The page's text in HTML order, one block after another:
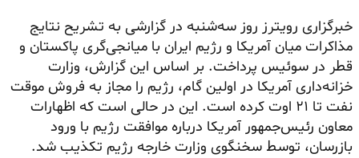
خبرگزاری رویترز روز سه‌شنبه در گزارشی به تشریح نتایج
مذاکرات میان آمریکا و رژیم ایران با میانجی‌گری پاکستان و
قطر در سوئیس پرداخت. بر اساس این گزارش، وزارت
خزانه‌داری آمریکا در اولین گام، رژیم را مجاز به فروش موقت
نفت تا ۲۱ اوت کرده است. این در حالی است که اظهارات
معاون رئیس‌جمهور آمریکا درباره موافقت رژیم با ورود
بازرسان، توسط سخنگوی وزارت خارجه رژیم تکذیب شد.